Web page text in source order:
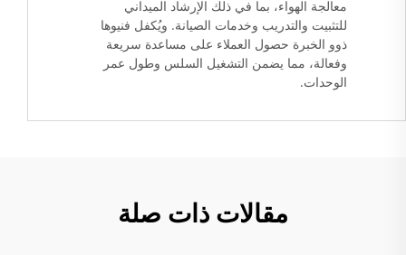
معالجة الهواء، بما في ذلك الإرشاد الميداني
للتثبيت والتدريب وخدمات الصيانة. ويُكفل فنيوها
ذوو الخبرة حصول العملاء على مساعدة سريعة
وفعالة، مما يضمن التشغيل السلس وطول عمر
الوحدات.
مقالات ذات صلة